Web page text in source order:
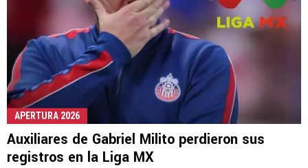
APERTURA 2026
Auxiliares de Gabriel Milito perdieron sus
registros en la Liga MX